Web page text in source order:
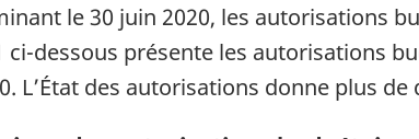
le 30 juin 2020, les autorisations
ci-dessous présente les autorisations
L’État des autorisations donne plus de